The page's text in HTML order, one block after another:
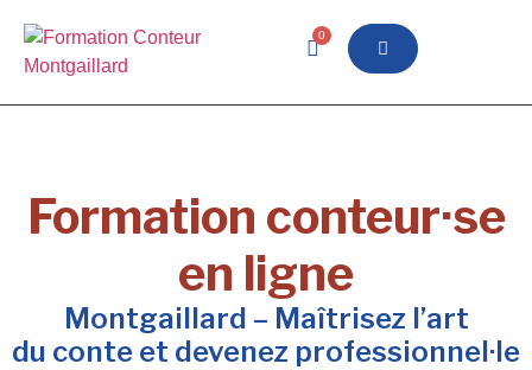
0
Formation conteur·se
en ligne
Montgaillard – Maîtrisez l’art
du conte et devenez professionnel·le